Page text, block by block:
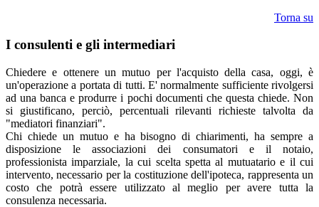
Torna su
I consulenti e gli intermediari
Chiedere e ottenere un mutuo per l'acquisto della casa, oggi, è
un'operazione a portata di tutti. E' normalmente sufficiente rivolgersi
ad una banca e produrre i pochi documenti che questa chiede. Non
si giustificano, perciò, percentuali rilevanti richieste talvolta da
"mediatori finanziari".
Chi chiede un mutuo e ha bisogno di chiarimenti, ha sempre a
disposizione le associazioni dei consumatori e il notaio,
professionista imparziale, la cui scelta spetta al mutuatario e il cui
intervento, necessario per la costituzione dell'ipoteca, rappresenta un
costo che potrà essere utilizzato al meglio per avere tutta la
consulenza necessaria.